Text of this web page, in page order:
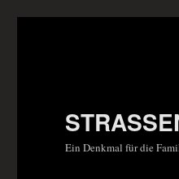
Ein Denkmal für die